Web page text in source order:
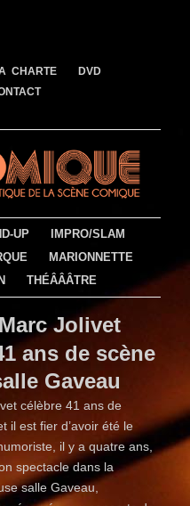
CHARTE
DVD
UP
IMPRO/SLAM
MARIONNETTE
THÉÂÂÂTRE
Marc Jolivet
ans de scène
Gaveau
célèbre 41 ans de
il est fier d’avoir été le
il y a quatre ans,
spectacle dans la
salle Gaveau,